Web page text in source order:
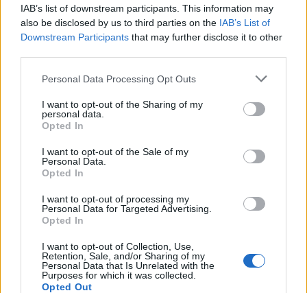
IAB’s list of downstream participants. This information may
also be disclosed by us to third parties on the IAB’s List of
Downstream Participants that may further disclose it to other
Personal Data Processing Opt Outs
I want to opt-out of the Sharing of my
personal data.
Opted In
I want to opt-out of the Sale of my
Personal Data.
Opted In
I want to opt-out of processing my
Personal Data for Targeted Advertising.
Opted In
I want to opt-out of Collection, Use,
Retention, Sale, and/or Sharing of my
Personal Data that Is Unrelated with the
Purposes for which it was collected.
Opted Out
Alpha Bank: Για πρώτη φορά το Αρχαίο Θέατρο Επιδαύρου άνοιξε τις
πύλες του σε όλους
ΠΕΡΙΣΣΌΤΕΡΑ ΣΕ ΑΥΤΉ ΤΗΝ ΚΑΤΗΓΟΡΊΑ